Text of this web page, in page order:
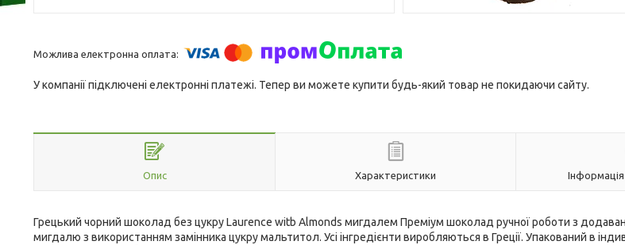
У компанії підключені електронні платежі. Тепер ви можете купити будь-який товар не покидаючи сайту.
Опис Характеристики
Грецький чорний шоколад без цукру Laurence witb Almonds мигдалем Преміум шоколад ручної роботи з
мигдалю з використанням замінника цукру мальтитол. Усі інгредієнти виробляються в Греції. Упакований в